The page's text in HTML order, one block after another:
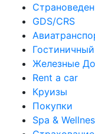
GDS/CRS
Железные
Rent a car
Круизы
Покупки
Spa &